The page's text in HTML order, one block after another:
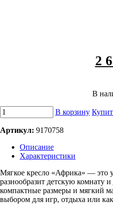
2
В
В корзину
Артикул: 9170758
Описание
Характеристики
Мягкое кресло «Африка» — это
разнообразит детскую комнату
компактные размеры и мягкий
выбором для игр, отдыха или